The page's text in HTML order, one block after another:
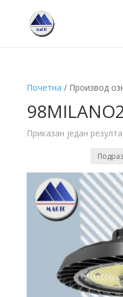
Почетна / Производ
Приказан један